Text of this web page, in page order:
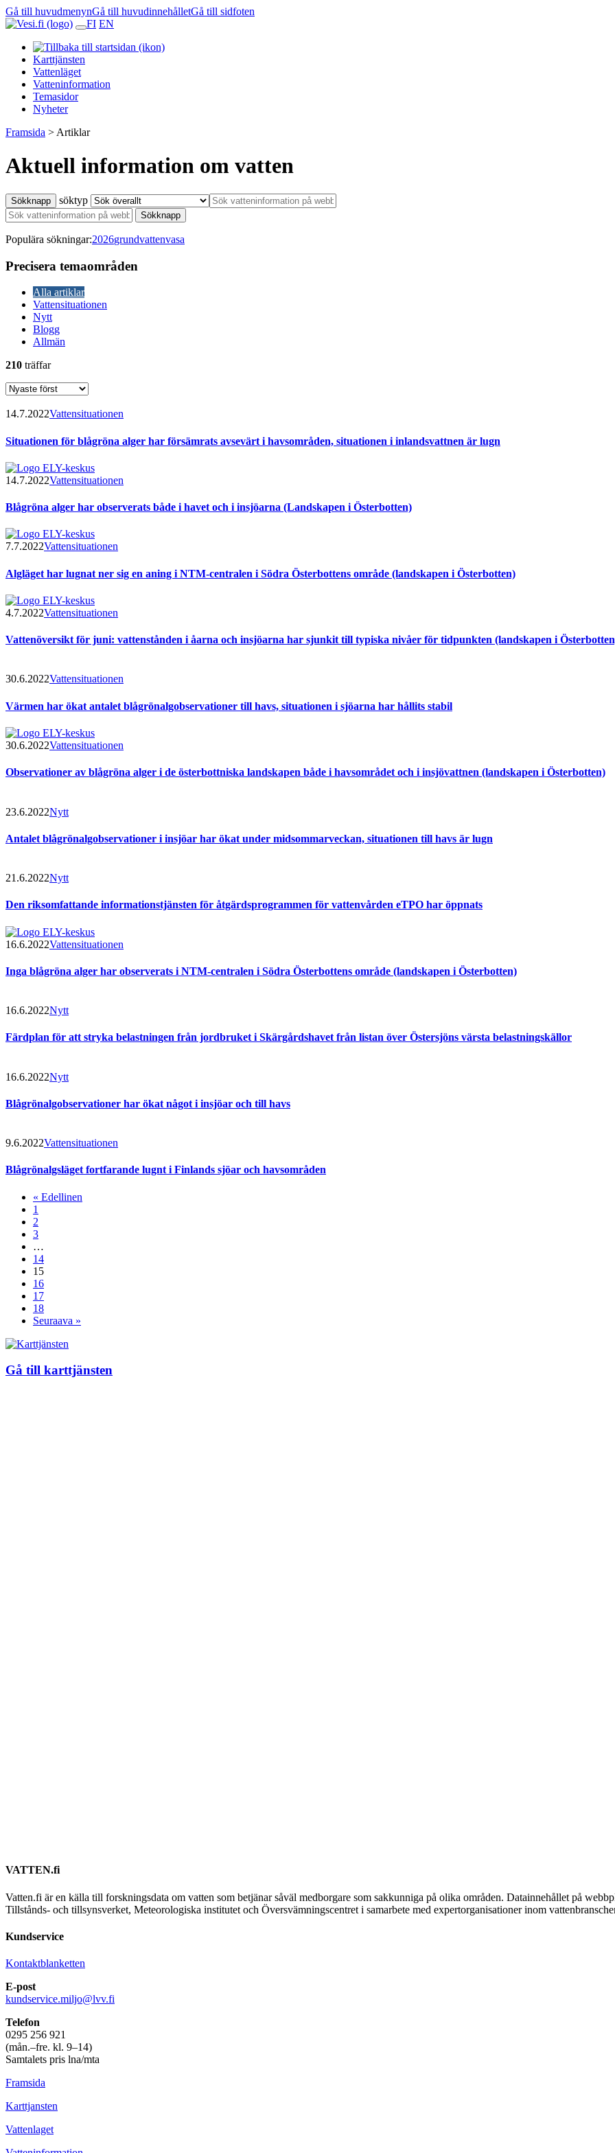
Gå till huvudmenynGå till huvudinnehålletGå till sidfoten
FI EN
Karttjänsten
Vattenläget
Vatteninformation
Temasidor
Nyheter
Framsida > Artiklar
Aktuell information om vatten
Sökknapp söktyp
Sökknapp
Populära sökningar:2026grundvattenvasa
Precisera temaområden
Alla artiklar
Vattensituationen
Nytt
Blogg
Allmän
210 träffar
14.7.2022Vattensituationen
Situationen för blågröna alger har försämrats avsevärt i havsområden, situationen i inlandsvattnen är lugn
14.7.2022Vattensituationen
Blågröna alger har observerats både i havet och i insjöarna (Landskapen i Österbotten)
7.7.2022Vattensituationen
Algläget har lugnat ner sig en aning i NTM-centralen i Södra Österbottens område (landskapen i Österbotten)
4.7.2022Vattensituationen
Vattenöversikt för juni: vattenstånden i åarna och insjöarna har sjunkit till typiska nivåer för tidpunkten (landskapen i
30.6.2022Vattensituationen
Värmen har ökat antalet blågrönalgobservationer till havs, situationen i sjöarna har hållits stabil
30.6.2022Vattensituationen
Observationer av blågröna alger i de österbottniska landskapen både i havsområdet och i insjövattnen (landskapen i Österbotten)
23.6.2022Nytt
Antalet blågrönalgobservationer i insjöar har ökat under midsommarveckan, situationen till havs är lugn
21.6.2022Nytt
Den riksomfattande informationstjänsten för åtgärdsprogrammen för vattenvården eTPO har öppnats
16.6.2022Vattensituationen
Inga blågröna alger har observerats i NTM-centralen i Södra Österbottens område (landskapen i Österbotten)
16.6.2022Nytt
Färdplan för att stryka belastningen från jordbruket i Skärgårdshavet från listan över Östersjöns värsta belastningskällor
16.6.2022Nytt
Blågrönalgobservationer har ökat något i insjöar och till havs
9.6.2022Vattensituationen
Blågrönalgsläget fortfarande lugnt i Finlands sjöar och havsområden
« Edellinen
1
2
3
…
14
15
16
17
18
Seuraava »
Gå till karttjänsten
VATTEN.fi
Vatten.fi är en källa till forskningsdata om vatten som betjänar såväl medborgare som sakkunniga på olika områden. Datainnehållet på
Tillstånds- och tillsynsverket, Meteorologiska institutet och Översvämningscentret i samarbete med expertorganisationer inom
Kundservice
Kontaktblanketten
E-post
kundservice.miljo@lvv.fi
Telefon
0295 256 921
(mån.–fre. kl. 9–14)
Samtalets pris lna/mta
Framsida
Karttjansten
Vattenlaget